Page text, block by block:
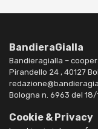
BandieraGialla
Bandieragialla –
Pirandello 24 , 40127
Bologna n. 6963 del 18/
Cookie & Privacy